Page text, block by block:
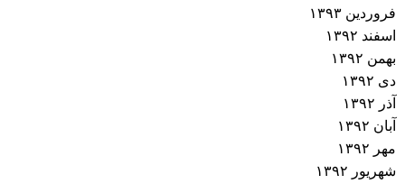
فروردین ۱۳۹۳
اسفند ۱۳۹۲
بهمن ۱۳۹۲
دی ۱۳۹۲
آذر ۱۳۹۲
آبان ۱۳۹۲
مهر ۱۳۹۲
شهریور ۱۳۹۲